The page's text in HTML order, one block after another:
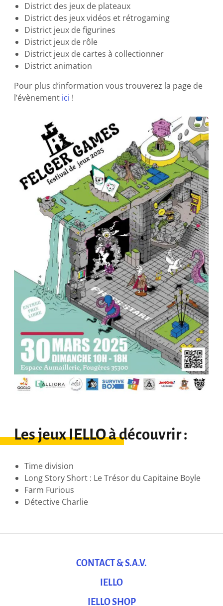
District des jeux de plateaux
District des jeux vidéos et rétrogaming
District jeux de figurines
District jeux de rôle
District jeux de cartes à collectionner
District animation
Pour plus d’information vous trouverez la page de
l’évènement ici !
Les jeux IELLO à découvrir :
Time division
Long Story Short : Le Trésor du Capitaine Boyle
Farm Furious
Détective Charlie
CONTACT & S.A.V.
IELLO
IELLO SHOP